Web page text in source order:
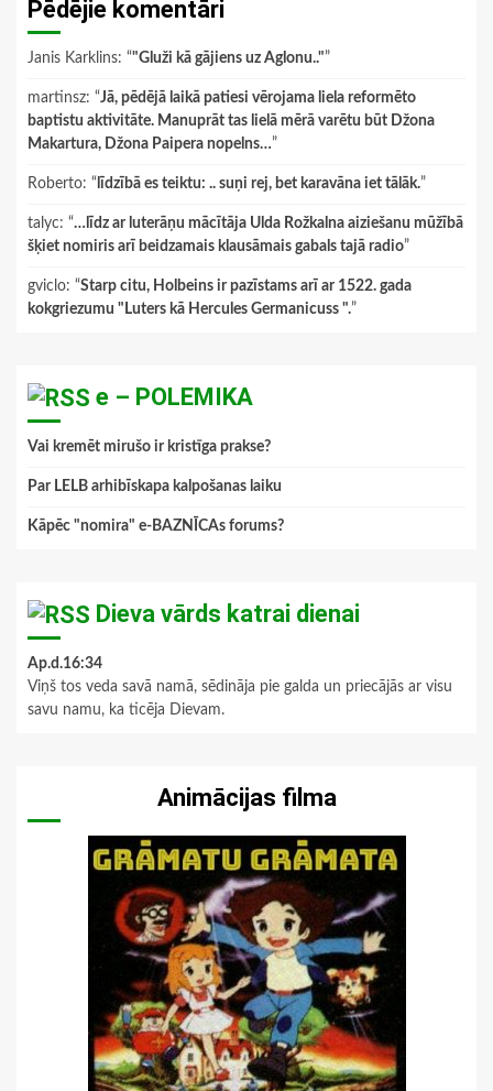
Pēdējie komentāri
Janis Karklins: “"Gluži kā gājiens uz Aglonu.."”
martinsz: “Jā, pēdējā laikā patiesi vērojama liela reformēto
baptistu aktivitāte. Manuprāt tas lielā mērā varētu būt Džona
Makartura, Džona Paipera nopelns…”
Roberto: “ līdzībā es teiktu: .. suņi rej, bet karavāna iet tālāk.”
talyc: “…līdz ar luterāņu mācītāja Ulda Rožkalna aiziešanu mūžībā
šķiet nomiris arī beidzamais klausāmais gabals tajā radio”
gviclo: “Starp citu, Holbeins ir pazīstams arī ar 1522. gada
kokgriezumu "Luters kā Hercules Germanicuss ".”
e – POLEMIKA
Vai kremēt mirušo ir kristīga prakse?
Par LELB arhibīskapa kalpošanas laiku
Kāpēc "nomira" e-BAZNĪCAs forums?
Dieva vārds katrai dienai
Ap.d.16:34
Viņš tos veda savā namā, sēdināja pie galda un priecājās ar visu
savu namu, ka ticēja Dievam.
Animācijas filma